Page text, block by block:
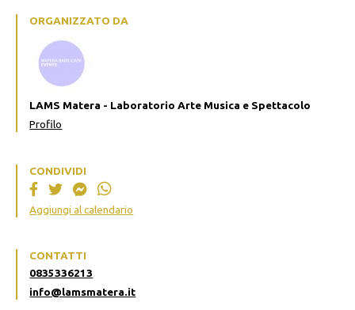
ORGANIZZATO DA
LAMS Matera - Laboratorio Arte Musica e Spettacolo
Profilo
CONDIVIDI
Aggiungi al calendario
CONTATTI
0835336213
info@lamsmatera.it